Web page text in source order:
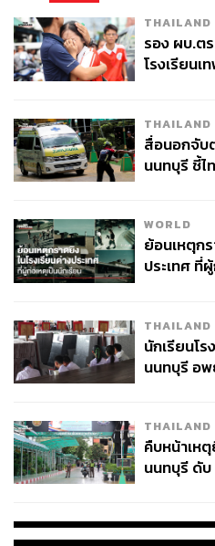
นิวยอร์ก สห
ภาพ: Fatih Aktas / Anadolu
TAGS: Kyiv Japan USA
เทศกาลปีใหม่
ABOUT
Content
THAILAND
รอง ผบ.ต
โรงเรียน
THAILAND
สื่อนอกจับ
นนทบุรี ชี้
WORLD
ย้อนเหตุก
ประเทศ ที่
THAILAND
นักเรียนโ
นนทบุรี อ
THAILAND
คืบหน้าเห
นนทบุรี ดับ